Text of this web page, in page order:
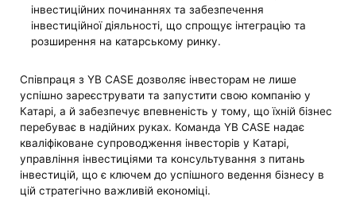
інвестиційних починаннях та забезпечення
інвестиційної діяльності, що спрощує інтеграцію та
розширення на катарському ринку.
Співпраця з YB CASE дозволяє інвесторам не лише
успішно зареєструвати та запустити свою компанію у
Катарі, а й забезпечує впевненість у тому, що їхній бізнес
перебуває в надійних руках. Команда YB CASE надає
кваліфіковане супроводження інвесторів у Катарі,
управління інвестиціями та консультування з питань
інвестицій, що є ключем до успішного ведення бізнесу в
цій стратегічно важливій економіці.